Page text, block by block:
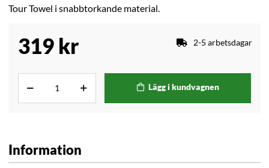
Tour Towel i snabbtorkande material.
319 kr 2-5 arbetsdagar
Lägg i kundvagnen
Information